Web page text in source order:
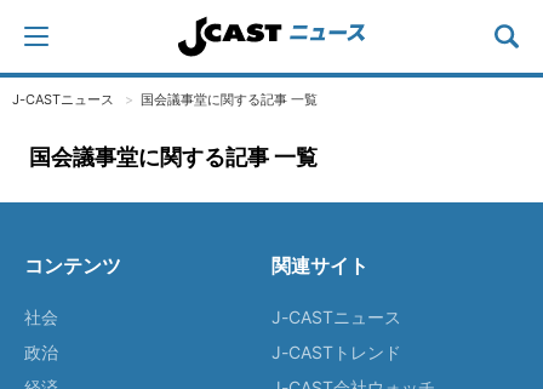
J-CASTニュース 国会議事堂に関する記事 一覧
国会議事堂に関する記事 一覧
コンテンツ
社会
政治
関連サイト
J-CASTニュース
J-CASTトレンド